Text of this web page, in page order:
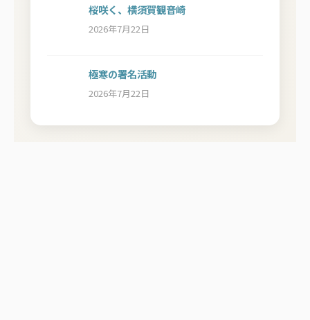
桜咲く、横須賀観音崎
2026年7月22日
極寒の署名活動
2026年7月22日